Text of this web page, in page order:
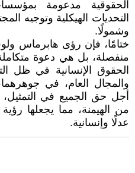
الحقوقية مدعومة
التحديات الهيكلية وتوجيه
وشمولًا.
ختامًا، فإن رؤى هابرماس
منفصلة، بل هي دعوة
الحقوق الإنسانية في ظل
والمجال العام، في
أجل حق الجميع في التمثيل،
من الهيمنة، مما يجعلها
عدلًا وإنسانية.